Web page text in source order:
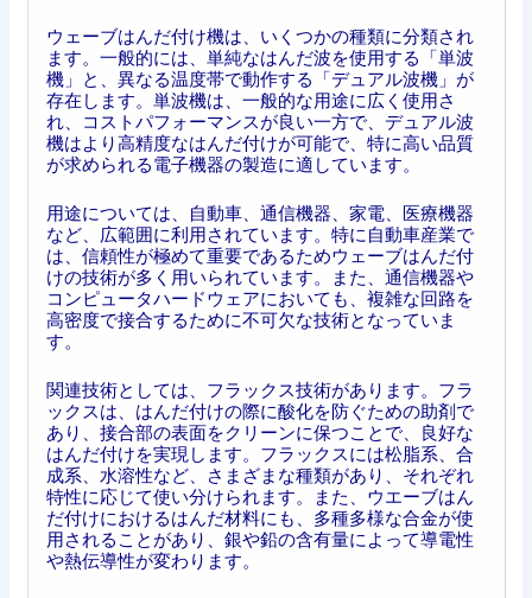
ウェーブはんだ付け機は、いくつかの種類に分類され
ます。一般的には、単純なはんだ波を使用する「単波
機」と、異なる温度帯で動作する「デュアル波機」が
存在します。単波機は、一般的な用途に広く使用さ
れ、コストパフォーマンスが良い一方で、デュアル波
機はより高精度なはんだ付けが可能で、特に高い品質
が求められる電子機器の製造に適しています。
用途については、自動車、通信機器、家電、医療機器
など、広範囲に利用されています。特に自動車産業で
は、信頼性が極めて重要であるためウェーブはんだ付
けの技術が多く用いられています。また、通信機器や
コンピュータハードウェアにおいても、複雑な回路を
高密度で接合するために不可欠な技術となっていま
す。
関連技術としては、フラックス技術があります。フラ
ックスは、はんだ付けの際に酸化を防ぐための助剤で
あり、接合部の表面をクリーンに保つことで、良好な
はんだ付けを実現します。フラックスには松脂系、合
成系、水溶性など、さまざまな種類があり、それぞれ
特性に応じて使い分けられます。また、ウエーブはん
だ付けにおけるはんだ材料にも、多種多様な合金が使
用されることがあり、銀や鉛の含有量によって導電性
や熱伝導性が変わります。